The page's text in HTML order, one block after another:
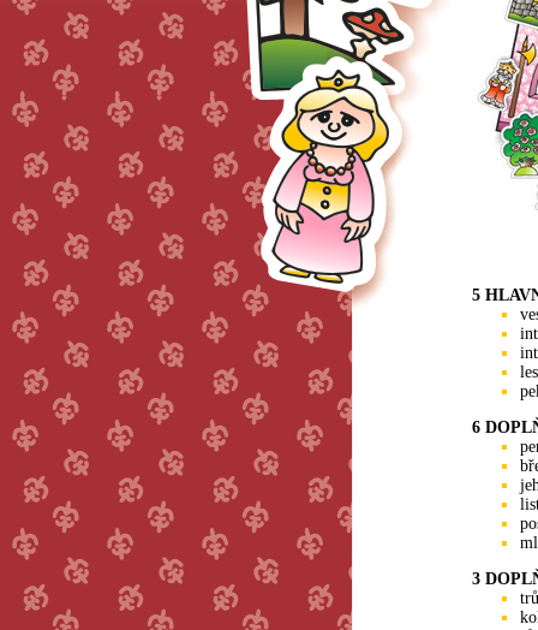
5
les
6
3